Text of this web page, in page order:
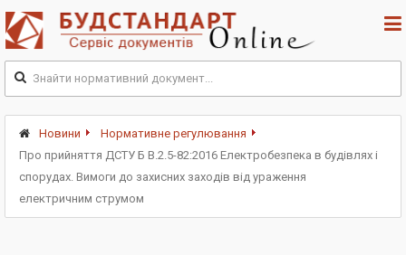
Новини
Нормативне регулювання
Про прийняття ДСТУ Б В.2.5-82:2016 Електробезпека в будівлях і
спорудах. Вимоги до захисних заходів від ураження
електричним струмом